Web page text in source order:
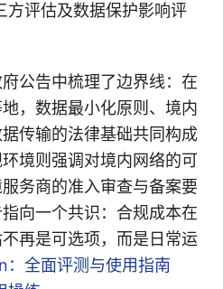
方评估及数据保护影响评
公告中梳理了边界线：在
，数据最小化原则、境内
传输的法律基础共同构成
境则强调对境内网络的可
务商的准入审查与备案要
向一个共识：合规成本在
再是可选项，而是日常运
全面评测与使用指南